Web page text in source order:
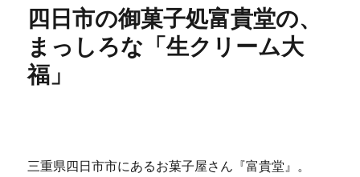
四日市の御菓子処富貴堂の、
まっしろな「生クリーム大
福」
三重県四日市市にあるお菓子屋さん『富貴堂』。